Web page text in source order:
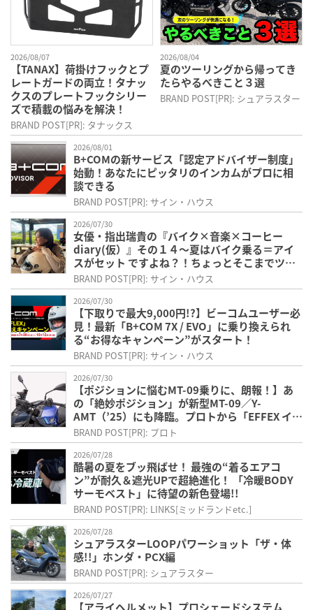
2026/08/07
【TANAX】荷掛けフックとプ
レートガードの両立！タナッ
クスのプレートフックシリー
ズで積載の悩みを解決！
BRAND POST[PR]: タナックス
2026/08/04
夏のツーリングから帰ってき
たらやるべきこと３選
BRAND POST[PR]: シュアラスター
2026/08/01
B+COMの新サービス「認定アドバイザー制度」
始動！あなたにピッタリのインカムがプロに相
談できる
BRAND POST[PR]: サイン・ハウス
2026/07/30
女優・指出瑞貴の『バイク×音楽×コーヒー
diary(仮）』その１４〜夏はバイク乗る＝アイ
スがセット ですよね？！ちょっとそこまでツー
リングだよ！～
BRAND POST[PR]: サイン・ハウス
2026/07/30
【下取りで最大9,000円!?】ビーコムユーザー必
見！最新「B+COM 7X / EVO」に乗り換えられ
る“お得なキャンペーン”がスタート！
BRAND POST[PR]: サイン・ハウス
2026/07/30
【ポジションに悩むMT-09乗りに、朗報！】あ
の「絶妙ポジション」が新型MT-09／Y-
AMT（’25）にも降臨。プロトから「EFFEX イー
ジーフィットバープラス」が新登場
BRAND POST[PR]: プロト
2026/07/28
酷暑の夏をブッ飛ばせ！ 最強の“着るエアコ
ン”が耐久＆遮光UPで超絶進化！ 「冷暖BODY
サーモベスト」に待望の新色登場!!
BRAND POST[PR]: LINKS[ミッドランドetc.]
2026/07/28
シュアラスターLOOPパワーショット「ザ・体
感!!」ホンダ・PCX編
BRAND POST[PR]: シュアラスター
2026/07/27
【アライヘルメット】プロシェードシステム